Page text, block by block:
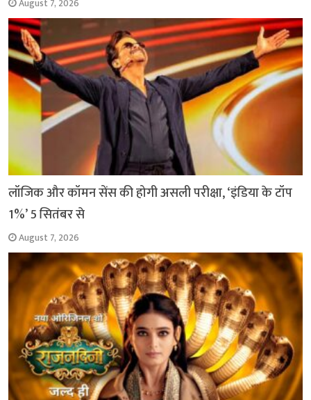
August 7, 2026
लॉजिक और कॉमन सेंस की होगी असली परीक्षा, ‘इंडिया के टॉप
1%’ 5 सितंबर से
August 7, 2026